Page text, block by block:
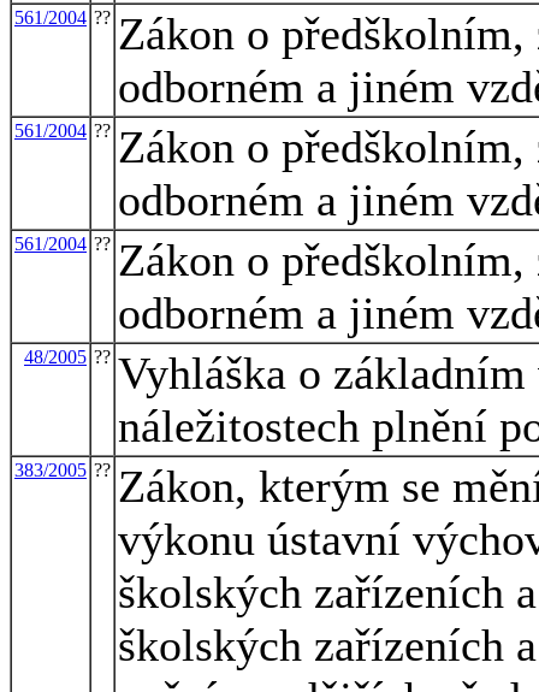
561/2004 ?? Zákon o
odborném a jiném
561/2004 ?? Zákon o
odborném a jiném
561/2004 ?? Zákon o
odborném a jiném
48/2005 ?? Vyhláška o
náležitostech plnění
383/2005 ?? Zákon, kterým se
výkonu ústavní
školských zařízeních
školských zařízeních